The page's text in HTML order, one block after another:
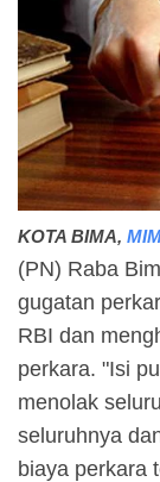
KOTA BIMA,
(PN) Raba
gugatan
RBI dan
perkara. "Isi
menolak
seluruhnya
biaya perkara